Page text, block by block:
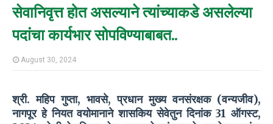
सेवानिवृत्त होत असल्याने त्यांच्याकडे असलेल्या
पदांचा कार्यभार सोपविण्याबाबत..
August 30, 2024
श्री. महिप गुप्ता, भावसे, प्रधान मुख्य वनसंरक्षक (वन्यजीव),
नागपूर हे नियत वयोमानाने शासकिय सेवेतुन दिनांक 31 ऑगस्ट,